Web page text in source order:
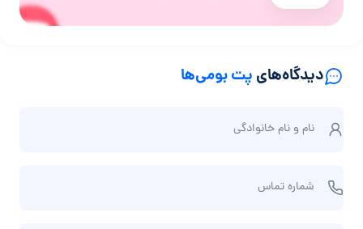
دیدگاه‌های پت بومی‌ها
و
نام و نام‌ خانوادگی
م
شماره تماس